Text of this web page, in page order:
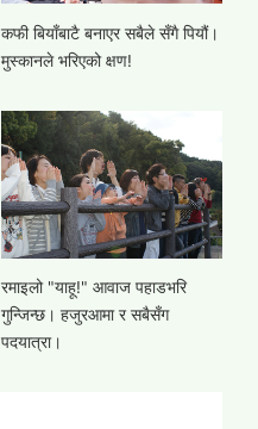
कफी बियाँबाटै बनाएर सबैले सँगै पियौं।
मुस्कानले भरिएको क्षण!
रमाइलो "याहू!" आवाज पहाडभरि
गुन्जिन्छ। हजुरआमा र सबैसँग
पदयात्रा।